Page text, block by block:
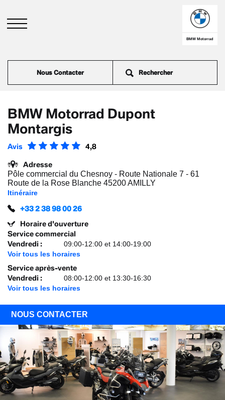
contenu
BMW Motorrad
Nous Contacter
BMW Motorrad Dupont
Montargis
Avis 4,8
Adresse
Pôle commercial du Chesnoy - Route Nationale 7 - 61
Route de la Rose Blanche 45200 AMILLY
Itinéraire
+33 2 38 98 00 26
Horaire d'ouverture
Service commercial
Vendredi :
09:00-12:00 et 14:00-19:00
Voir tous les horaires
Service après-vente
Vendredi :
08:00-12:00 et 13:30-16:30
Voir tous les horaires
NOUS CONTACTER